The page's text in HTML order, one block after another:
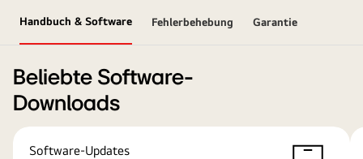
Handbuch & Software Fehlerbehebung Garantie
Beliebte Software-
Downloads
Software-Updates